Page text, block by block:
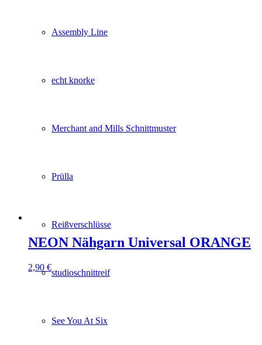
Assembly Line
echt knorke
Merchant and Mills Schnittmuster
Prülla
Reißverschlüsse
studioschnittreif
See You At Six
NEON Nähgarn Universal ORANGE
2,90 €